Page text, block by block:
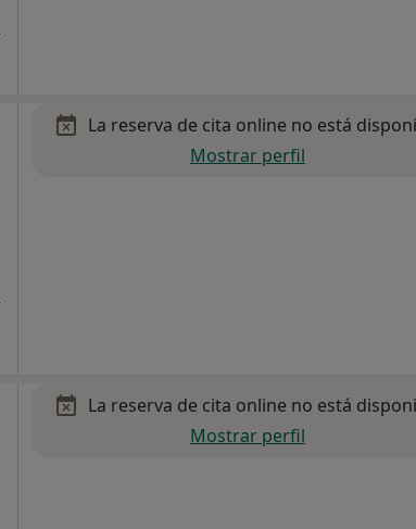
La reserva de cita online no está
Mostrar perfil
La reserva de cita online no está
Mostrar perfil